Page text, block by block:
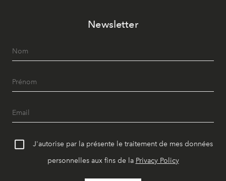
Newsletter
J'autorise par la présente le traitement de mes données
personnelles aux fins de la Privacy Policy